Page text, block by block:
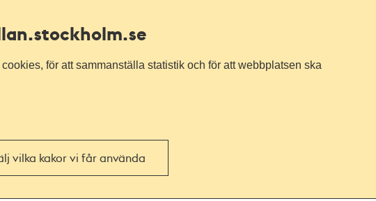
.stockholm.se
för att sammanställa statistik och för att webbplatsen ska
vilka kakor vi får använda